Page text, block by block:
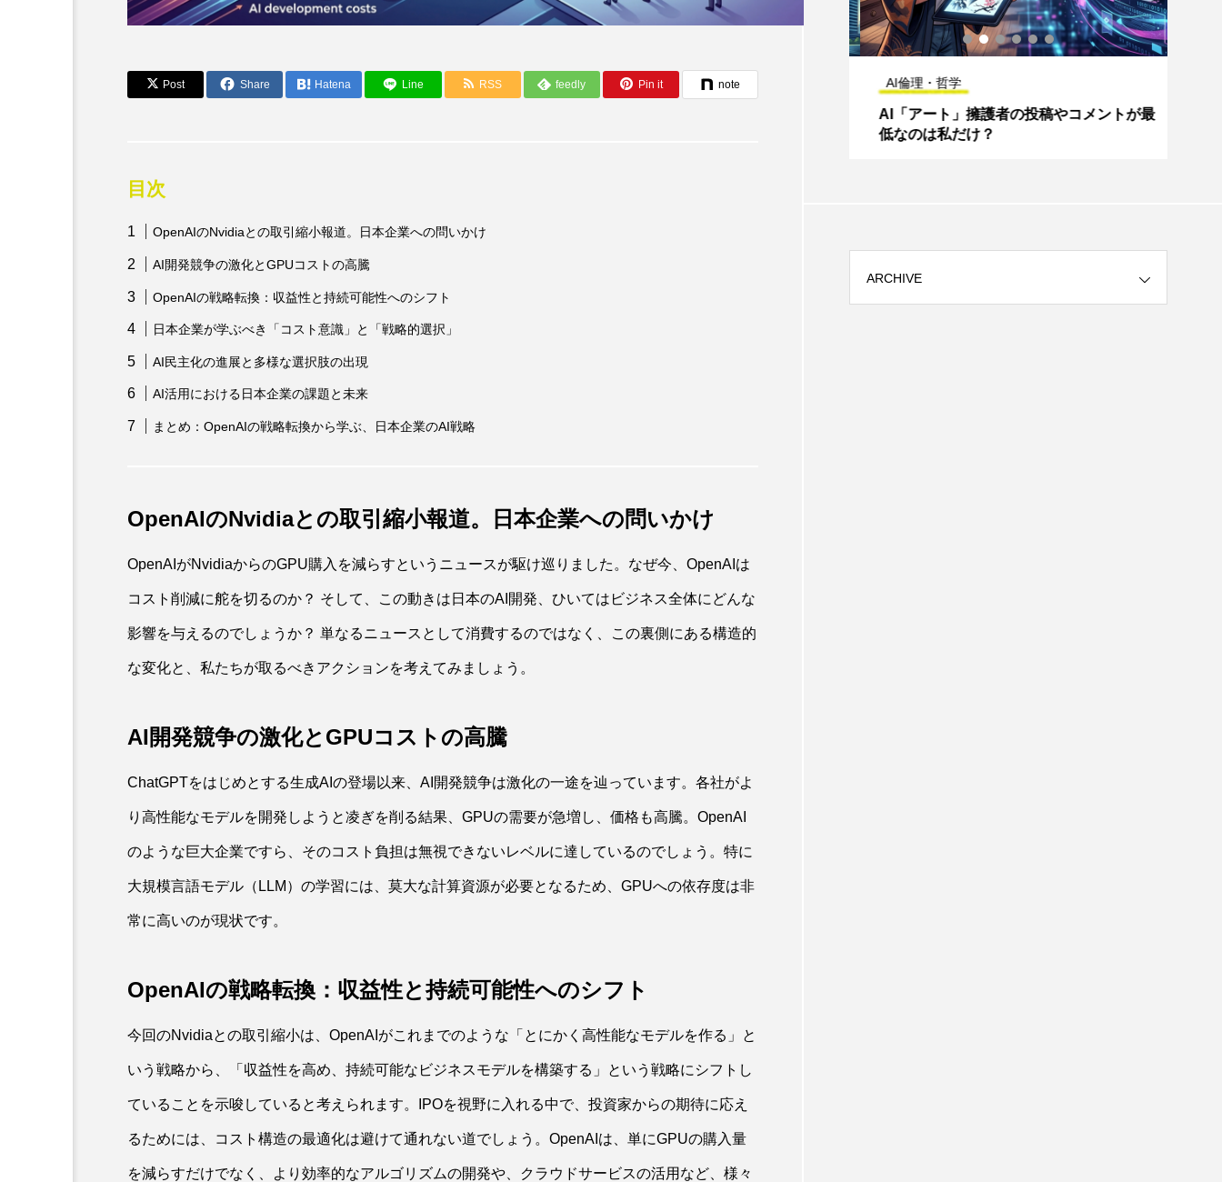
Post Share Hatena Line RSS feedly Pin it note
目次
OpenAIのNvidiaとの取引縮小報道。日本企業への問いかけ
AI開発競争の激化とGPUコストの高騰
OpenAIの戦略転換：収益性と持続可能性へのシフト
日本企業が学ぶべき「コスト意識」と「戦略的選択」
AI民主化の進展と多様な選択肢の出現
AI活用における日本企業の課題と未来
まとめ：OpenAIの戦略転換から学ぶ、日本企業のAI戦略
OpenAIのNvidiaとの取引縮小報道。日本企業への問いかけ
OpenAIがNvidiaからのGPU購入を減らすというニュースが駆け巡りました。なぜ今、OpenAIは
コスト削減に舵を切るのか？ そして、この動きは日本のAI開発、ひいてはビジネス全体にどんな
影響を与えるのでしょうか？ 単なるニュースとして消費するのではなく、この裏側にある構造的
な変化と、私たちが取るべきアクションを考えてみましょう。
AI開発競争の激化とGPUコストの高騰
ChatGPTをはじめとする生成AIの登場以来、AI開発競争は激化の一途を辿っています。各社がよ
り高性能なモデルを開発しようと凌ぎを削る結果、GPUの需要が急増し、価格も高騰。OpenAI
のような巨大企業ですら、そのコスト負担は無視できないレベルに達しているのでしょう。特に
大規模言語モデル（LLM）の学習には、莫大な計算資源が必要となるため、GPUへの依存度は非
常に高いのが現状です。
OpenAIの戦略転換：収益性と持続可能性へのシフト
今回のNvidiaとの取引縮小は、OpenAIがこれまでのような「とにかく高性能なモデルを作る」と
いう戦略から、「収益性を高め、持続可能なビジネスモデルを構築する」という戦略にシフトし
ていることを示唆していると考えられます。IPOを視野に入れる中で、投資家からの期待に応え
るためには、コスト構造の最適化は避けて通れない道でしょう。OpenAIは、単にGPUの購入量
を減らすだけでなく、より効率的なアルゴリズムの開発や、クラウドサービスの活用など、様々
AI活用事例とツール AI活用事例とツール AI倫理・哲学
AI「アート」擁護者の投稿やコメントが最
低なのは私だけ？
ARCHIVE